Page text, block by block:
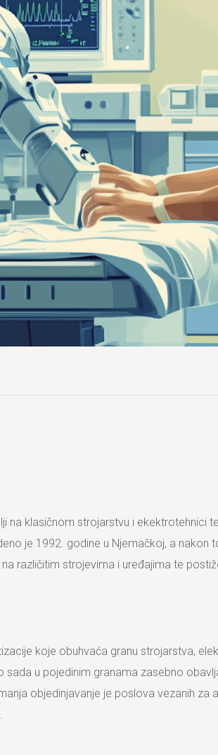
na klasičnom strojarstvu i ekektrotehnici
je 1992. godine u Njemačkoj, a
različitim strojevima i uređajima te
koje obuhvaća granu strojarstva,
u pojedinim granama zasebno
objedinjavanje je poslova vezanih